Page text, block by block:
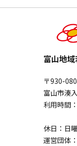
富山地
〒930-
富山市湊
利用時間：
休日： 日
運営団体：